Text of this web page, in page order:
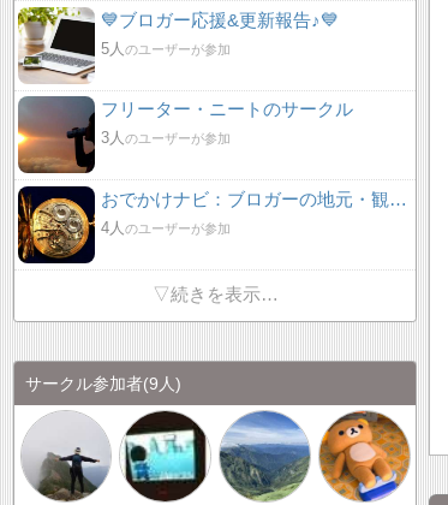
💙ブロガー応援&更新報告♪💙
5人のユーザーが参加
フリーター・ニートのサークル
3人のユーザーが参加
おでかけナビ：ブロガーの地元・観光・グルメ情報 グリット / きっとおでかけしたくなる集い♪♪
4人のユーザーが参加
▽続きを表示…
サークル参加者(9人)